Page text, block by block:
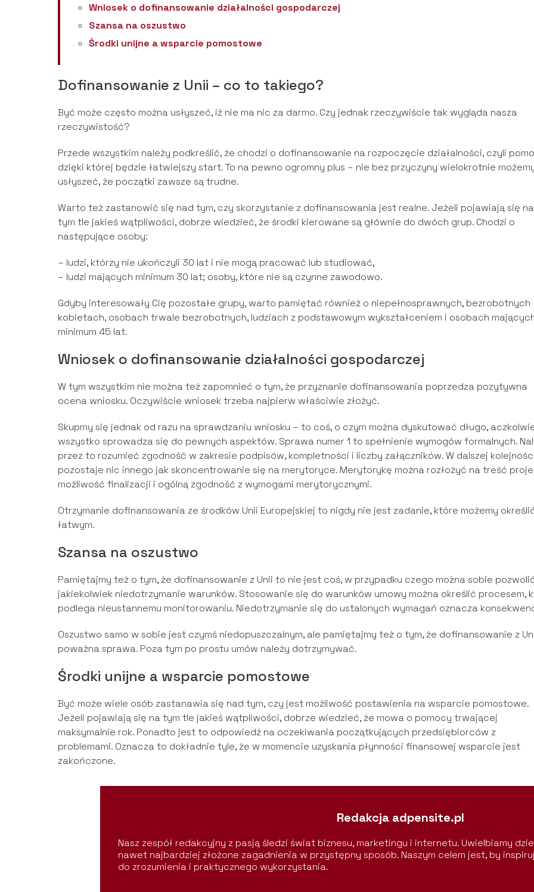
Wniosek o dofinansowanie działalności gospodarczej
Szansa na oszustwo
Środki unijne a wsparcie pomostowe
Dofinansowanie z Unii – co to takiego?
Być może często można usłyszeć, iż nie ma nic za darmo. Czy jednak rzeczywiście tak wygląda nasza
rzeczywistość?
Przede wszystkim należy podkreślić, że chodzi o dofinansowanie na rozpoczęcie działalności, czyli
dzięki której będzie łatwiejszy start. To na pewno ogromny plus – nie bez przyczyny wielokrotnie
usłyszeć, że początki zawsze są trudne.
Warto też zastanowić się nad tym, czy skorzystanie z dofinansowania jest realne. Jeżeli pojawiają się na
tym tle jakieś wątpliwości, dobrze wiedzieć, że środki kierowane są głównie do dwóch grup. Chodzi o
następujące osoby:
– ludzi, którzy nie ukończyli 30 lat i nie mogą pracować lub studiować,
– ludzi mających minimum 30 lat; osoby, które nie są czynne zawodowo.
Gdyby interesowały Cię pozostałe grupy, warto pamiętać również o niepełnosprawnych, bezrobotnych
kobietach, osobach trwale bezrobotnych, ludziach z podstawowym wykształceniem i osobach
minimum 45 lat.
Wniosek o dofinansowanie działalności gospodarczej
W tym wszystkim nie można też zapomnieć o tym, że przyznanie dofinansowania poprzedza pozytywna
ocena wniosku. Oczywiście wniosek trzeba najpierw właściwie złożyć.
Skupmy się jednak od razu na sprawdzaniu wniosku – to coś, o czym można dyskutować długo,
wszystko sprowadza się do pewnych aspektów. Sprawa numer 1 to spełnienie wymogów formalnych.
przez to rozumieć zgodność w zakresie podpisów, kompletności i liczby załączników. W dalszej
pozostaje nic innego jak skoncentrowanie się na merytoryce. Merytorykę można rozłożyć na treść
możliwość finalizacji i ogólną zgodność z wymogami merytorycznymi.
Otrzymanie dofinansowania ze środków Unii Europejskiej to nigdy nie jest zadanie, które możemy
łatwym.
Szansa na oszustwo
Pamiętajmy też o tym, że dofinansowanie z Unii to nie jest coś, w przypadku czego można sobie
jakiekolwiek niedotrzymanie warunków. Stosowanie się do warunków umowy można określić procesem,
podlega nieustannemu monitorowaniu. Niedotrzymanie się do ustalonych wymagań oznacza
Oszustwo samo w sobie jest czymś niedopuszczalnym, ale pamiętajmy też o tym, że dofinansowanie z
poważna sprawa. Poza tym po prostu umów należy dotrzymywać.
Środki unijne a wsparcie pomostowe
Być może wiele osób zastanawia się nad tym, czy jest możliwość postawienia na wsparcie pomostowe.
Jeżeli pojawiają się na tym tle jakieś wątpliwości, dobrze wiedzieć, że mowa o pomocy trwającej
maksymalnie rok. Ponadto jest to odpowiedź na oczekiwania początkujących przedsiębiorców z
problemami. Oznacza to dokładnie tyle, że w momencie uzyskania płynności finansowej wsparcie jest
zakończone.
Redakcja adpensite.pl
Nasz zespół redakcyjny z pasją śledzi świat biznesu, marketingu i internetu. Uwielbiamy
nawet najbardziej złożone zagadnienia w przystępny sposób. Naszym celem jest, by
do zrozumienia i praktycznego wykorzystania.